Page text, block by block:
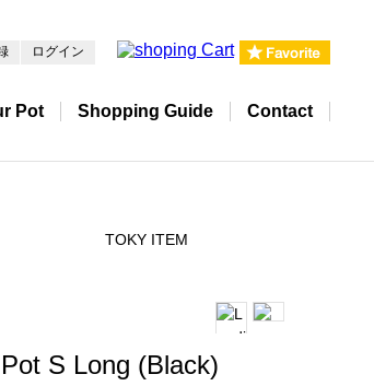
ログイン
Pot Shopping Guide Contact
TOKY ITEM
S Long (Black)